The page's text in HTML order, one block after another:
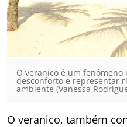
O veranico é um
desconforto e representar
ambiente (Vanessa
O veranico, também